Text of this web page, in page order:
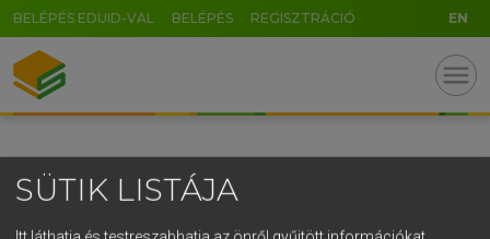
BELÉPÉS EDUID-VAL BELÉPÉS REGISZTRÁCIÓ EN
menu
SÜTIK LISTÁJA
GR
5
g h k l
v b n m , . - AltGr